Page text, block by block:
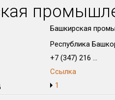
Башкирская
Республика
+7 (347) 216 ...
Ссылка
1